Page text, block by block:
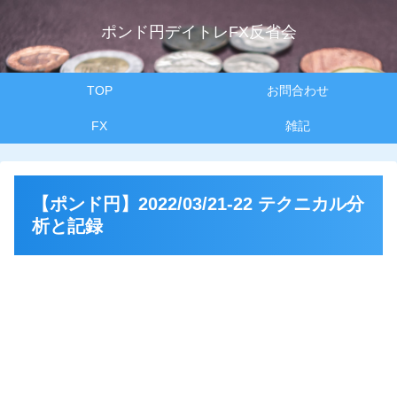
ポンド円デイトレFX反省会
TOP お問合わせ
FX 雑記
【ポンド円】2022/03/21-22 テクニカル分
析と記録